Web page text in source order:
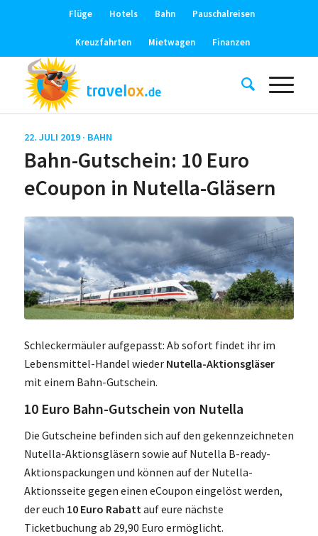
Flüge Hotels Bahn Pauschalreisen
Kreuzfahrten Mietwagen Finanzen
22. JULI 2019 · BAHN
Bahn-Gutschein: 10 Euro
eCoupon in Nutella-Gläsern
Schleckermäuler aufgepasst: Ab sofort findet ihr im
Lebensmittel-Handel wieder Nutella-Aktionsgläser
mit einem Bahn-Gutschein.
10 Euro Bahn-Gutschein von Nutella
Die Gutscheine befinden sich auf den gekennzeichneten
Nutella-Aktionsgläsern sowie auf Nutella B-ready-
Aktionspackungen und können auf der Nutella-
Aktionsseite gegen einen eCoupon eingelöst werden,
der euch 10 Euro Rabattauf eure nächste
Ticketbuchung ab 29,90 Euro ermöglicht.